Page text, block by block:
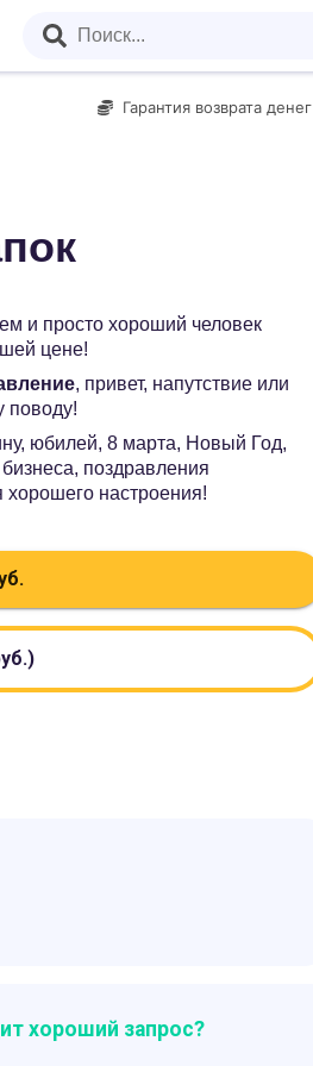
Гарантия возврата денег
и просто хороший человек
цене!
, привет, напутствие или
поводу!
юбилей, 8 марта, Новый Год,
поздравления
хорошего настроения!
хороший запрос?